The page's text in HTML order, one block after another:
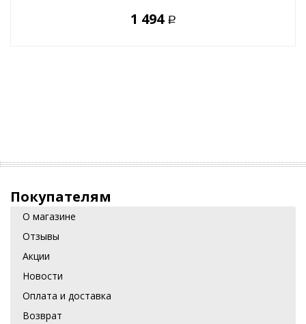
1 494 Р
Покупателям
О магазине
Отзывы
Акции
Новости
Оплата и доставка
Возврат